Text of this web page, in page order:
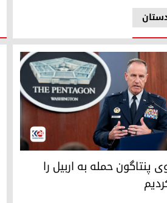
سخنگوی پنتاگون
پنتاگون حمله به اربیل را